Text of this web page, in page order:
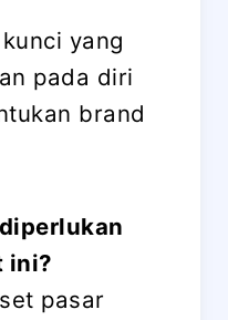
yang
pada diri
brand
ini?
pasar